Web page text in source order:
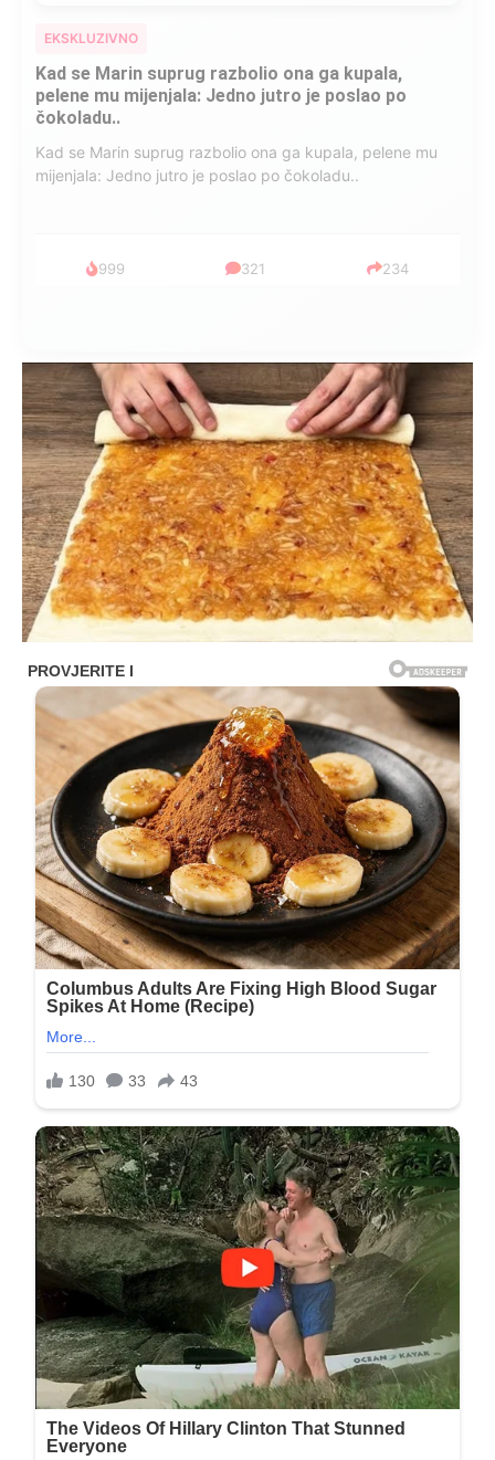
EKSKLUZIVNO
Kad se Marin suprug razbolio ona ga kupala,
pelene mu mijenjala: Jedno jutro je poslao po
čokoladu..
Kad se Marin suprug razbolio ona ga kupala, pelene mu
mijenjala: Jedno jutro je poslao po čokoladu..
999 321 234